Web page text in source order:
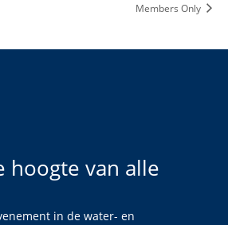
Members Only
hoogte van alle
in de water- en